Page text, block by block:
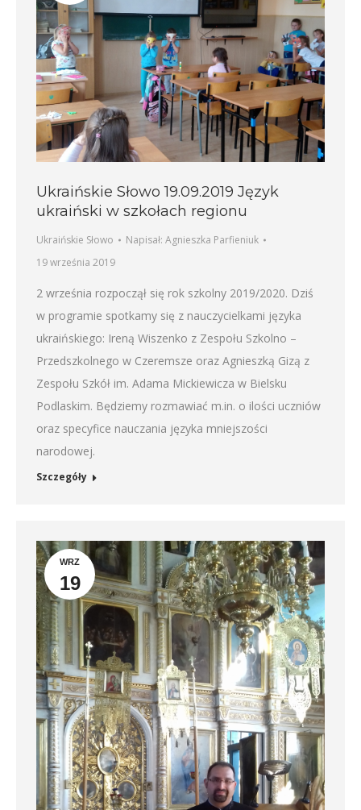
Ukraińskie Słowo 19.09.2019 Język
ukraiński w szkołach regionu
Ukraińskie Słowo Napisał: Agnieszka Parfieniuk
19 września 2019
2 września rozpoczął się rok szkolny 2019/2020. Dziś
w programie spotkamy się z nauczycielkami języka
ukraińskiego: Ireną Wiszenko z Zespołu Szkolno –
Przedszkolnego w Czeremsze oraz Agnieszką Gizą z
Zespołu Szkół im. Adama Mickiewicza w Bielsku
Podlaskim. Będziemy rozmawiać m.in. o ilości uczniów
oraz specyfice nauczania języka mniejszości
narodowej.
Szczegóły
WRZ
19